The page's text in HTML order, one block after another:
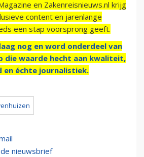
en Zakenreisnieuws.nl krijg
content en jarenlange
een stap voorsprong geeft.
nog en word onderdeel van
die waarde hecht aan kwaliteit,
en échte journalistiek.
nieuwsbrief